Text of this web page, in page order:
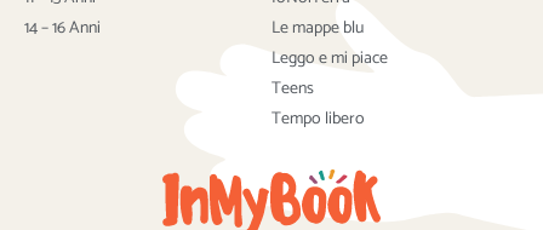
14 – 16 Anni
Le mappe blu
Leggo e mi piace
Teens
Tempo libero